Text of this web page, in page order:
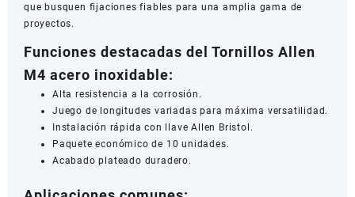
que busquen fijaciones fiables para una amplia gama de
proyectos.
Funciones destacadas del Tornillos Allen
M4 acero inoxidable:
Alta resistencia a la corrosión.
Juego de longitudes variadas para máxima versatilidad.
Instalación rápida con llave Allen Bristol.
Paquete económico de 10 unidades.
Acabado plateado duradero.